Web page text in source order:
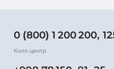
0 (800) 1 200 200,
Колл центр